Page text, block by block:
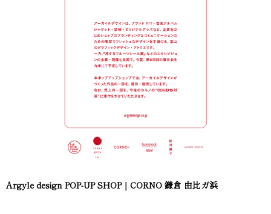
Argyle design POP-UP SHOP｜CORNO 鎌倉 由比ガ浜